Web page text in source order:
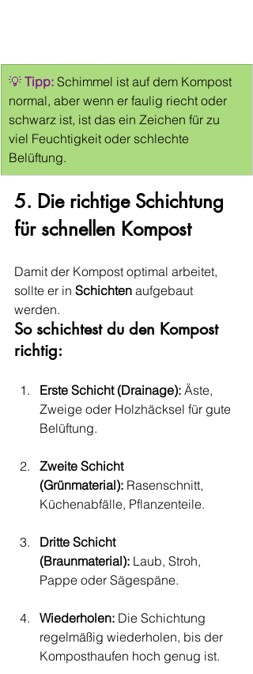
💡 Tipp: Schimmel ist auf dem Kompost
normal, aber wenn er faulig riecht oder
schwarz ist, ist das ein Zeichen für zu
viel Feuchtigkeit oder schlechte
Belüftung.
5. Die richtige Schichtung
für schnellen Kompost
Damit der Kompost optimal arbeitet,
sollte er in Schichten aufgebaut
werden.
So schichtest du den Kompost
richtig:
Erste Schicht (Drainage): Äste,
Zweige oder Holzhäcksel für gute
Belüftung.
Zweite Schicht
(Grünmaterial): Rasenschnitt,
Küchenabfälle, Pflanzenteile.
Dritte Schicht
(Braunmaterial): Laub, Stroh,
Pappe oder Sägespäne.
Wiederholen: Die Schichtung
regelmäßig wiederholen, bis der
Komposthaufen hoch genug ist.